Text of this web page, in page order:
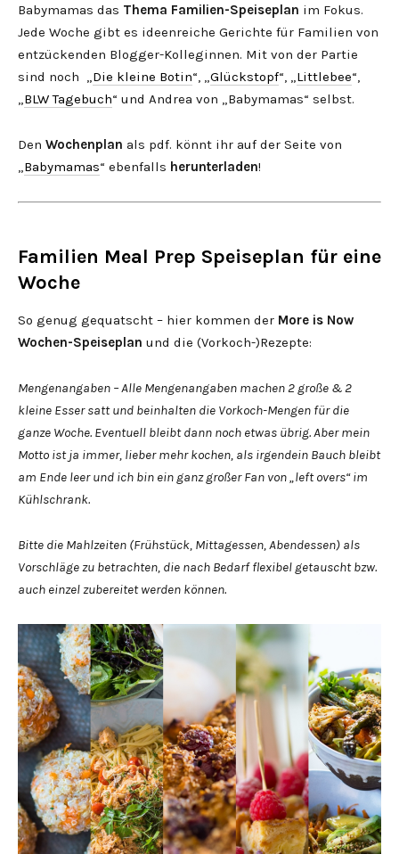
Babymamas das Thema Familien-Speiseplan im Fokus.
Jede Woche gibt es ideenreiche Gerichte für Familien von
entzückenden Blogger-Kolleginnen. Mit von der Partie
sind noch „Die kleine Botin“, „Glückstopf“, „Littlebee“,
„BLW Tagebuch“ und Andrea von „Babymamas“ selbst.
Den Wochenplan als pdf. könnt ihr auf der Seite von
„Babymamas“ ebenfalls herunterladen!
Familien Meal Prep Speiseplan für eine
Woche
So genug gequatscht – hier kommen der More is Now
Wochen-Speiseplan und die (Vorkoch-)Rezepte:
Mengenangaben – Alle Mengenangaben machen 2 große & 2
kleine Esser satt und beinhalten die Vorkoch-Mengen für die
ganze Woche. Eventuell bleibt dann noch etwas übrig. Aber mein
Motto ist ja immer, lieber mehr kochen, als irgendein Bauch bleibt
am Ende leer und ich bin ein ganz großer Fan von „left overs“ im
Kühlschrank.
Bitte die Mahlzeiten (Frühstück, Mittagessen, Abendessen) als
Vorschläge zu betrachten, die nach Bedarf flexibel getauscht bzw.
auch einzel zubereitet werden können.